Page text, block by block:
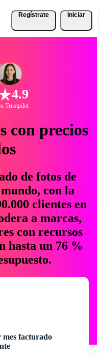
Regístrate Iniciar
4.9
Trustpilot
con precios
de fotos de
con la
clientes en
a marcas,
con recursos
hasta un 76 %
mes facturado